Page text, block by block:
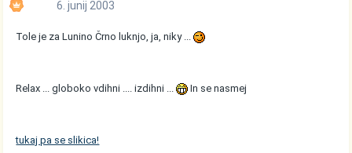
6. junij 2003
Tole je za Lunino Črno luknjo, ja, niky ...
Relax ... globoko vdihni .... izdihni ... In se nasmej
tukaj pa se slikica!